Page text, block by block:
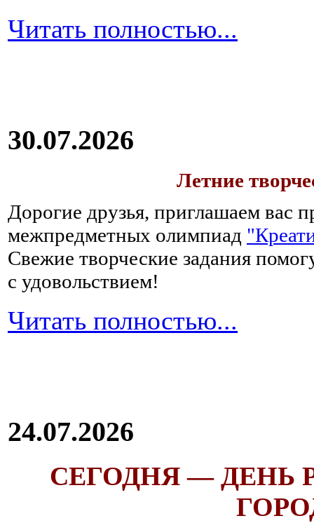
Читать полностью...
30.07.2026
Летние
Дорогие друзья, приглашаем вас
межпредметных олимпиад
Свежие творческие задания
с удовольствием!
Читать полностью...
24.07.2026
СЕГОДНЯ — ДЕНЬ